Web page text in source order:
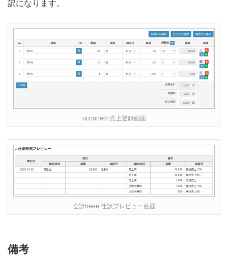
訳になります。
uconnect 売上登録画面
会計freee 仕訳プレビュー画面
備考